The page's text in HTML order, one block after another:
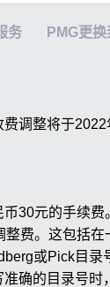
务 PMG更
调整将于2022
30元的手续费
费。这包括
或Pick目
确的目录号